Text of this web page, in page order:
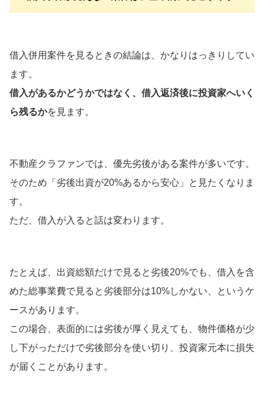
借入併用案件を見るときの結論は、かなりはっきりしてい
ます。
借入があるかどうかではなく、借入返済後に投資家へいく
ら残るかを見ます。
不動産クラファンでは、優先劣後がある案件が多いです。
そのため「劣後出資が20%あるから安心」と見たくなりま
す。
ただ、借入が入ると話は変わります。
たとえば、出資総額だけで見ると劣後20%でも、借入を含
めた総事業費で見ると劣後部分は10%しかない、というケ
ースがあります。
この場合、表面的には劣後が厚く見えても、物件価格が少
し下がっただけで劣後部分を使い切り、投資家元本に損失
が届くことがあります。